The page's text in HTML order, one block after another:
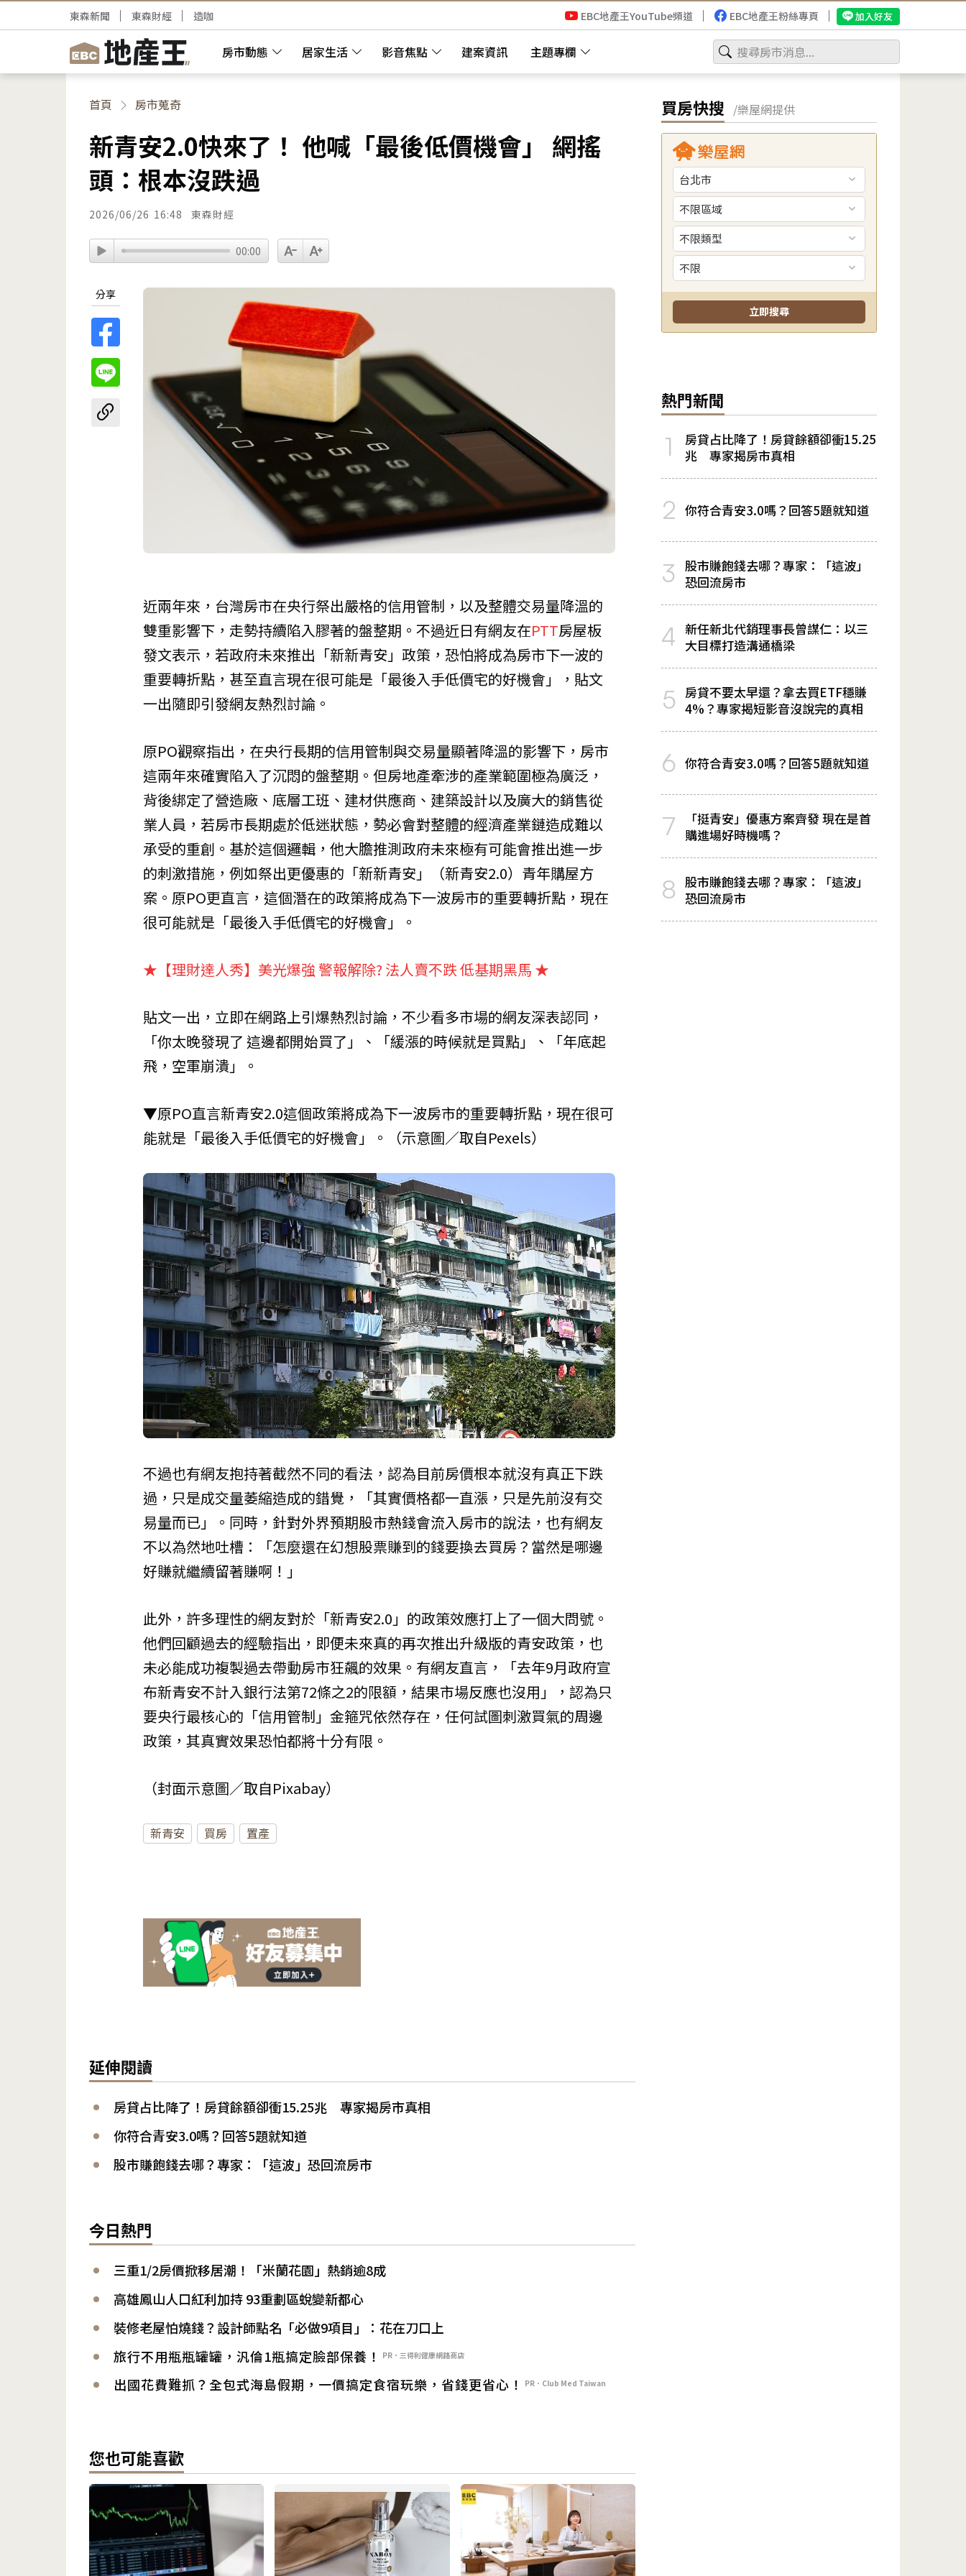
房市動態 居家生活 影音焦點 建案資訊 主題專欄
東森新聞 東森財經 造咖 EBC地產王YouTube頻道 EBC地產王粉絲專頁 加入好友
首頁 房市蒐奇
新青安2.0快來了！ 他喊「最後低價機會」 網搖
頭：根本沒跌過
2026/06/26 16:48 東森財經
00:00
分享
近兩年來，台灣房市在央行祭出嚴格的信用管制，以及整體交易量降溫的
雙重影響下，走勢持續陷入膠著的盤整期。不過近日有網友在PTT房屋板
發文表示，若政府未來推出「新新青安」政策，恐怕將成為房市下一波的
重要轉折點，甚至直言現在很可能是「最後入手低價宅的好機會」，貼文
一出隨即引發網友熱烈討論。
原PO觀察指出，在央行長期的信用管制與交易量顯著降溫的影響下，房市
這兩年來確實陷入了沉悶的盤整期。但房地產牽涉的產業範圍極為廣泛，
背後綁定了營造廠、底層工班、建材供應商、建築設計以及廣大的銷售從
業人員，若房市長期處於低迷狀態，勢必會對整體的經濟產業鏈造成難以
承受的重創。基於這個邏輯，他大膽推測政府未來極有可能會推出進一步
的刺激措施，例如祭出更優惠的「新新青安」（新青安2.0）青年購屋方
案。原PO更直言，這個潛在的政策將成為下一波房市的重要轉折點，現在
很可能就是「最後入手低價宅的好機會」。
★【理財達人秀】美光爆強 警報解除? 法人賣不跌 低基期黑馬 ★
貼文一出，立即在網路上引爆熱烈討論，不少看多市場的網友深表認同，
「你太晚發現了 這邊都開始買了」、「緩漲的時候就是買點」、「年底起
飛，空軍崩潰」。
▼原PO直言新青安2.0這個政策將成為下一波房市的重要轉折點，現在很可
能就是「最後入手低價宅的好機會」。（示意圖／取自Pexels）
不過也有網友抱持著截然不同的看法，認為目前房價根本就沒有真正下跌
過，只是成交量萎縮造成的錯覺，「其實價格都一直漲，只是先前沒有交
易量而已」。同時，針對外界預期股市熱錢會流入房市的說法，也有網友
不以為然地吐槽：「怎麼還在幻想股票賺到的錢要換去買房？當然是哪邊
好賺就繼續留著賺啊！」
此外，許多理性的網友對於「新青安2.0」的政策效應打上了一個大問號。
他們回顧過去的經驗指出，即便未來真的再次推出升級版的青安政策，也
未必能成功複製過去帶動房市狂飆的效果。有網友直言，「去年9月政府宣
布新青安不計入銀行法第72條之2的限額，結果市場反應也沒用」，認為只
要央行最核心的「信用管制」金箍咒依然存在，任何試圖刺激買氣的周邊
政策，其真實效果恐怕都將十分有限。
（封面示意圖／取自Pixabay）
新青安 買房 置產
延伸閱讀
房貸占比降了！房貸餘額卻衝15.25兆 專家揭房市真相
你符合青安3.0嗎？回答5題就知道
股市賺飽錢去哪？專家：「這波」恐回流房市
今日熱門
三重1/2房價掀移居潮！「米蘭花園」熱銷逾8成
高雄鳳山人口紅利加持 93重劃區蛻變新都心
裝修老屋怕燒錢？設計師點名「必做9項目」：花在刀口上
旅行不用瓶瓶罐罐，汎倫1瓶搞定臉部保養！
PR．三得利健康網路商店
出國花費難抓？全包式海島假期，一價搞定食宿玩樂，省錢更省心！ PR．Club Med Taiwan
您也可能喜歡
買房快搜 /樂屋網提供
熱門新聞
1
房貸占比降了！房貸餘額卻衝15.25
兆 專家揭房市真相
2 你符合青安3.0嗎？回答5題就知道
3 股市賺飽錢去哪？專家：「這波」
恐回流房市
4 新任新北代銷理事長曾謀仁：以三
大目標打造溝通橋梁
5 房貸不要太早還？拿去買ETF穩賺
4%？專家揭短影音沒說完的真相
6 你符合青安3.0嗎？回答5題就知道
7
「挺青安」優惠方案齊發 現在是首
購進場好時機嗎？
8 股市賺飽錢去哪？專家：「這波」
恐回流房市